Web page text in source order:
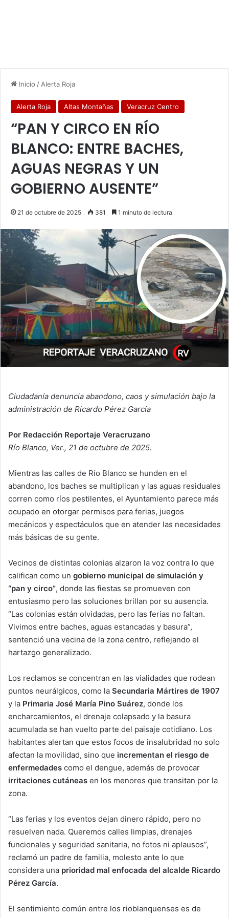
Inicio / Alerta Roja
Alerta Roja Altas Montañas Veracruz Centro
“PAN Y CIRCO EN RÍO
BLANCO: ENTRE BACHES,
AGUAS NEGRAS Y UN
GOBIERNO AUSENTE”
21 de octubre de 2025 381 1 minuto de lectura
Ciudadanía denuncia abandono, caos y simulación bajo la
administración de Ricardo Pérez García
Por Redacción Reportaje Veracruzano
Río Blanco, Ver., 21 de octubre de 2025.
Mientras las calles de Río Blanco se hunden en el
abandono, los baches se multiplican y las aguas residuales
corren como ríos pestilentes, el Ayuntamiento parece más
ocupado en otorgar permisos para ferias, juegos
mecánicos y espectáculos que en atender las necesidades
más básicas de su gente.
Vecinos de distintas colonias alzaron la voz contra lo que
califican como un gobierno municipal de simulación y
“pan y circo”, donde las fiestas se promueven con
entusiasmo pero las soluciones brillan por su ausencia.
“Las colonias están olvidadas, pero las ferias no faltan.
Vivimos entre baches, aguas estancadas y basura”,
sentenció una vecina de la zona centro, reflejando el
hartazgo generalizado.
Los reclamos se concentran en las vialidades que rodean
puntos neurálgicos, como la Secundaria Mártires de 1907
y la Primaria José María Pino Suárez, donde los
encharcamientos, el drenaje colapsado y la basura
acumulada se han vuelto parte del paisaje cotidiano. Los
habitantes alertan que estos focos de insalubridad no solo
afectan la movilidad, sino que incrementan el riesgo de
enfermedades como el dengue, además de provocar
irritaciones cutáneas en los menores que transitan por la
zona.
“Las ferias y los eventos dejan dinero rápido, pero no
resuelven nada. Queremos calles limpias, drenajes
funcionales y seguridad sanitaria, no fotos ni aplausos”,
reclamó un padre de familia, molesto ante lo que
considera una prioridad mal enfocada del alcalde Ricardo
Pérez García.
El sentimiento común entre los rioblanquenses es de